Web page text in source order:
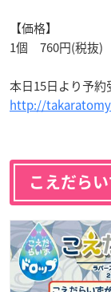
【価格】
1個 760円(税抜)
本日15日より予約
http://
こえだら